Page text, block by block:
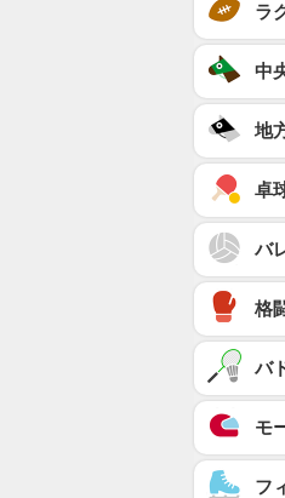
ラ
中
地
卓
バ
格
バ
モ
フ